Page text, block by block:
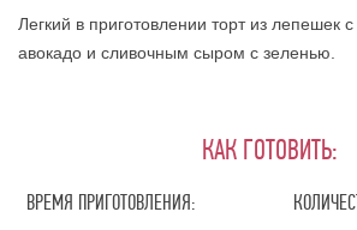
Легкий в приготовлении торт из лепешек
авокадо и сливочным сыром с зеленью.
КАК ГОТОВИТЬ:
ВРЕМЯ ПРИГОТОВЛЕНИЯ: